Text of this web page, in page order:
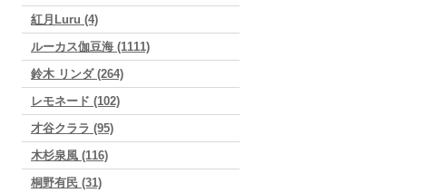
紅月Luru (4)
ルーカス伽豆海 (1111)
鈴木 リンダ (264)
レモネード (102)
才谷クララ (95)
木杉泉風 (116)
桐野有民 (31)